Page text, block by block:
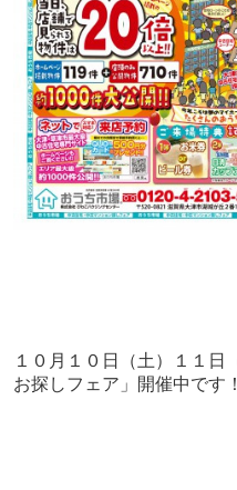
１０月１０日（土）１１日
お探しフェア」開催中です！